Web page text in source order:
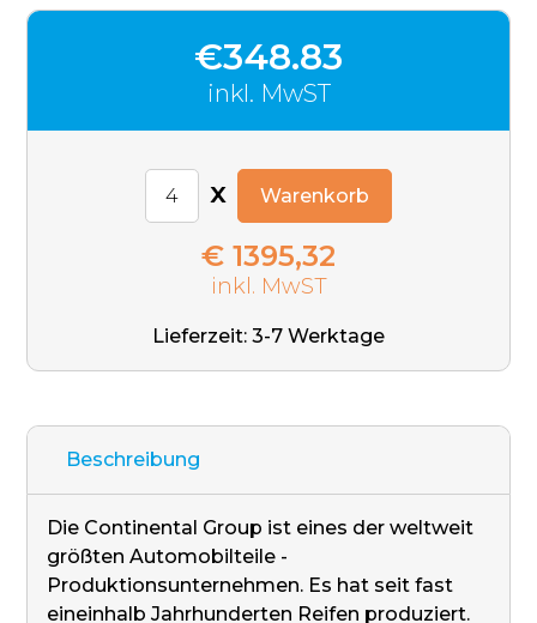
€348.83
inkl. MwST
x Warenkorb
€ 1395,32
inkl. MwST
Lieferzeit: 3-7 Werktage
Beschreibung
Die Continental Group ist eines der weltweit
größten Automobilteile -
Produktionsunternehmen. Es hat seit fast
eineinhalb Jahrhunderten Reifen produziert.